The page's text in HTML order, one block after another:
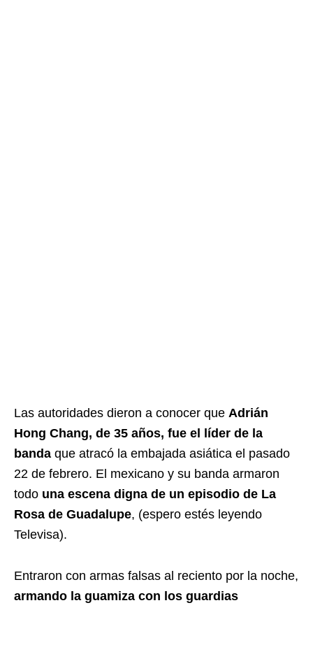
Las autoridades dieron a conocer que Adrián
Hong Chang, de 35 años, fue el líder de la
banda que atracó la embajada asiática el pasado
22 de febrero. El mexicano y su banda armaron
todo una escena digna de un episodio de La
Rosa de Guadalupe, (espero estés leyendo
Televisa).
Entraron con armas falsas al reciento por la noche,
armando la guamiza con los guardias